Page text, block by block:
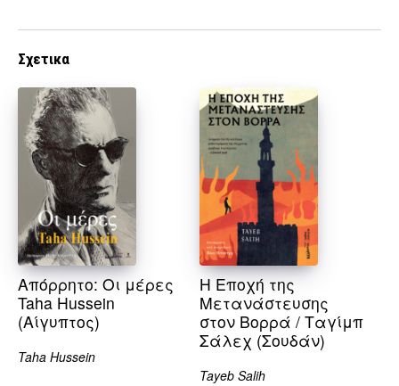
Σχετικα
Απόρρητο: Οι μέρες
Taha Hussein
(Αίγυπτος)
Taha Hussein
Η Εποχή της
Μετανάστευσης
στον Βορρά / Ταγίμπ
Σάλεχ (Σουδάν)
Tayeb Salih